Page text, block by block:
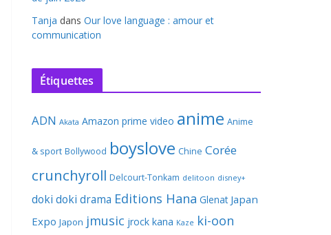
Tanja dans Our love language : amour et
communication
Étiquettes
ADN Akata Amazon prime video anime Anime
& sport Bollywood boyslove Chine Corée
crunchyroll Delcourt-Tonkam delitoon disney+
doki doki drama Editions Hana Glenat Japan
Expo Japon jmusic jrock kana Kaze ki-oon